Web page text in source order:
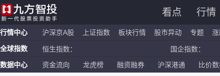
看点 行情
行情中心 沪深京A股 上证指数 板块行情 股市异动 专题
全球指数 恒生指数： 国企指数：
纳斯达克ETF： 标普500ETF：
数据中心 资金流向 龙虎榜 融资融券 沪深港通 比价